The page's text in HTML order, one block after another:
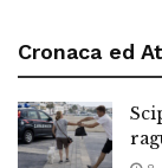
Cronaca ed